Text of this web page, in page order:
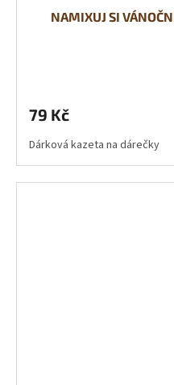
NAMIXUJ SI
79 Kč
Dárková kazeta na dárečky